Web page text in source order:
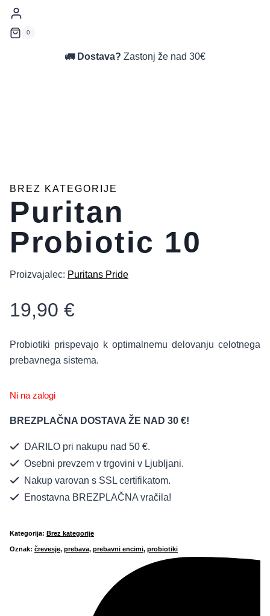
0
🚛 Dostava? Zastonj že nad 30€
BREZ KATEGORIJE
Puritan
Probiotic 10
Proizvajalec: Puritans Pride
19,90 €
Probiotiki prispevajo k optimalnemu delovanju celotnega
prebavnega sistema.
Ni na zalogi
BREZPLAČNA DOSTAVA ŽE NAD 30 €!
DARILO pri nakupu nad 50 €.
Osebni prevzem v trgovini v Ljubljani.
Nakup varovan s SSL certifikatom.
Enostavna BREZPLAČNA vračila!
Kategorija: Brez kategorije
Oznak: črevesje, prebava, prebavni encimi, probiotiki